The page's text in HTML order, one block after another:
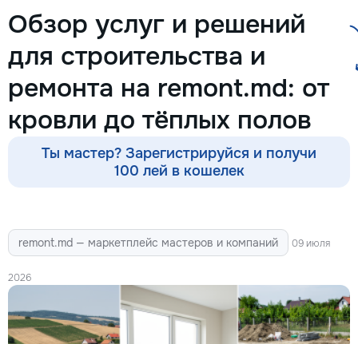
оклейку
полировку стекла
улучшения
царапин на
Дополнительно
выпрямление
покраски,
составов,
соответствии с
пленка на фары
повреждений. Мы
придерживаемся
используя
технологии.
заботу о вашем
он будет
Обзор услуг и решений
для строительства и
ремонта на remont.md: от
кровли до тёплых полов
Ты мастер? Зарегистрируйся и получи
100 лей в кошелек
remont.md — маркетплейс мастеров и компаний 09 июля
2026